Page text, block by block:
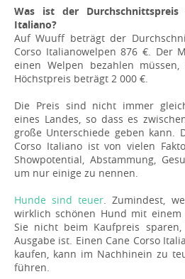
Was ist der
Italiano?
Auf Wuuff beträgt der
Corso Italianowelpen 876 €. Der
einen Welpen bezahlen
Höchstpreis beträgt 2 000 €.
Die Preis sind nicht immer
eines Landes, so dass es
große Unterschiede geben kann.
Corso Italiano ist von vielen
Showpotential, Abstammung,
um nur einige zu nennen.
Hunde sind teuer . Zumindest,
wirklich schönen Hund mit einem
Sie nicht beim Kaufpreis
Ausgabe ist. Einen Cane Corso
kaufen, kann im Nachhinein zu
führen.